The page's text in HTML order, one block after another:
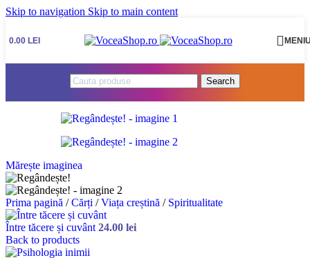
Skip to navigation Skip to main content
0.00 LEI
Search
Mărește imaginea
Prima pagină / Cărți / Viața creștină / Spiritualitate
Între tăcere și cuvânt 24.00 lei
Back to products